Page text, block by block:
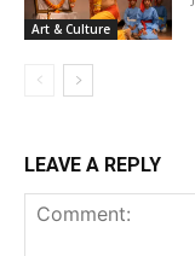
Art & Culture
LEAVE A REPLY